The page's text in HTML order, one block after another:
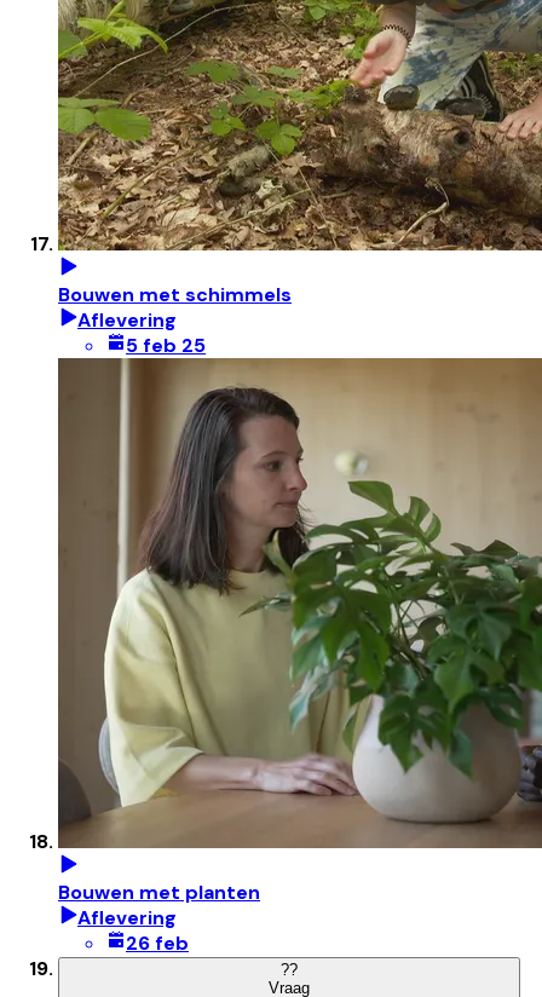
Bouwen met schimmels
Aflevering
5 feb 25
Bouwen met planten
Aflevering
26 feb
??
Vraag